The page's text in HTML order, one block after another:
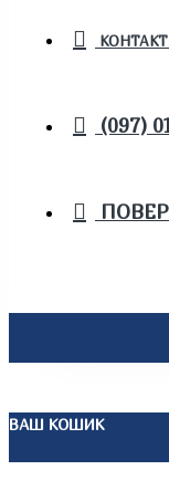
(097)
ВАШ КОШИК